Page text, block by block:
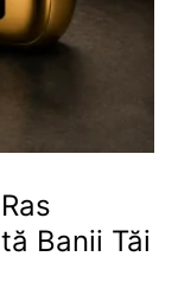
Banii Tăi